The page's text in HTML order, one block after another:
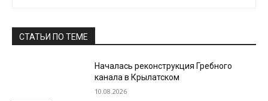
СТАТЬИ ПО ТЕМЕ
Началась реконструкция Гребного
канала в Крылатском
10.08.2026